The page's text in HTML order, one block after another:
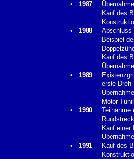
• 1987
Kauf des
• 1988
Abschluss
Beispiel
Kauf des
• 1989
erste
Motor-
• 1990
Teilnahme
Kauf einer
• 1991
Kauf des